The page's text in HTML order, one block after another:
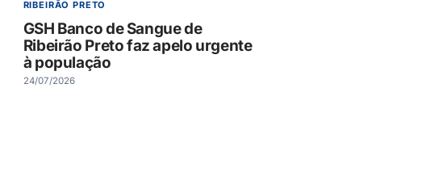
RIBEIRÃO PRETO
GSH Banco de Sangue de
Ribeirão Preto faz apelo urgente
à população
24/07/2026